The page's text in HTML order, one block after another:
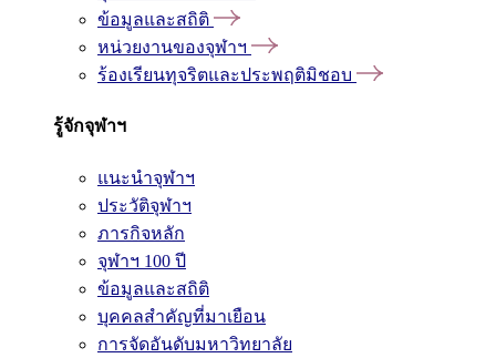
ข้อมูลและสถิติ
หน่วยงานของจุฬาฯ
ร้องเรียนทุจริตและประพฤติมิชอบ
รู้จักจุฬาฯ
แนะนำจุฬาฯ
ประวัติจุฬาฯ
ภารกิจหลัก
จุฬาฯ 100 ปี
ข้อมูลและสถิติ
บุคคลสำคัญที่มาเยือน
การจัดอันดับมหาวิทยาลัย